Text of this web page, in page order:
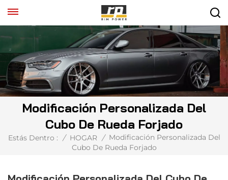
Modificación Personalizada Del
Cubo De Rueda Forjado
Estás Dentro : / HOGAR / Modificación Personalizada Del
Cubo De Rueda Forjado